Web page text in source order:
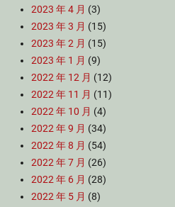
2023 年 4 月 (3)
2023 年 3 月 (15)
2023 年 2 月 (15)
2023 年 1 月 (9)
2022 年 12 月 (12)
2022 年 11 月 (11)
2022 年 10 月 (4)
2022 年 9 月 (34)
2022 年 8 月 (54)
2022 年 7 月 (26)
2022 年 6 月 (28)
2022 年 5 月 (8)